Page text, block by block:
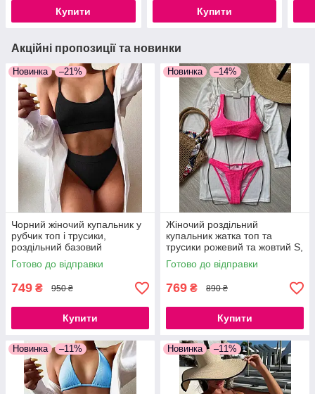
Купити Купити
Акційні пропозиції та новинки
Новинка –21%
Чорний жіночий купальник у
рубчик топ і трусики,
роздільний базовий
купальник S, M
Готово до відправки
749 ₴ 950 ₴
Купити
Новинка –14%
Жіночий роздільний
купальник жатка топ та
трусики рожевий та жовтий S,
M, L
Готово до відправки
769 ₴ 890 ₴
Купити
Новинка –11% Новинка –11%